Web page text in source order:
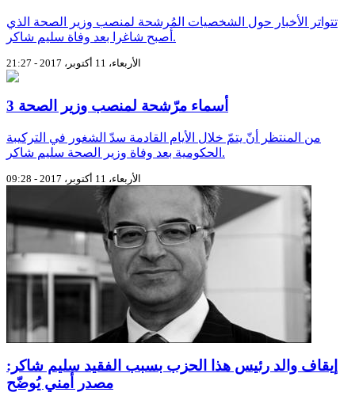
تتواتر الأخبار حول الشخصيات المُرشحة لمنصب وزير الصحة الذي
أصبح شاغرا بعد وفاة سليم شاكر.
الأربعاء، 11 أكتوبر، 2017 - 21:27
3 أسماء مرّشحة لمنصب وزير الصحة
من المنتظر أنّ يتمّ خلال الأيام القادمة سدّ الشغور في التركيبة
الحكومية بعد وفاة وزير الصحة سليم شاكر.
الأربعاء، 11 أكتوبر، 2017 - 09:28
إيقاف والد رئيس هذا الحزب بسبب الفقيد سليم شاكر:
مصدر أمني يُوضّح